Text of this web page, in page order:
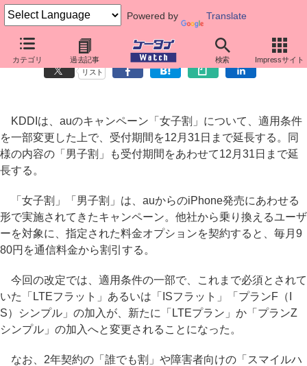
Powered by Translate
カテゴリ 過去記事 検索 Impressサイト
auの「女子割」「男子割」、期間を延長
リスト
KDDIは、auのキャンペーン「女子割」について、適用条件
を一部変更した上で、受付期間を12月31日まで延長する。同
様の内容の「男子割」も受付期間をあわせて12月31日まで延
長する。
「女子割」「男子割」は、auからのiPhone発売にあわせる
形で実施されてきたキャンペーン。他社から乗り換えるユーザ
ーを対象に、指定された料金オプションを契約すると、毎月9
80円を通信料金から割引する。
今回の改定では、適用条件の一部で、これまで必須とされて
いた「LTEフラット」あるいは「ISフラット」「プランF（I
S）シンプル」の加入が、新たに「LTEプラン」か「プランZ
シンプル」の加入へと変更されることになった。
なお、2年契約の「誰でも割」や障害者向けの「スマイルハ